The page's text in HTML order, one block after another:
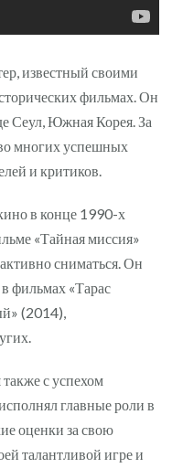
известный своими
фильмах. Он
Сеул, Южная Корея. За
многих успешных
и критиков.
в конце 1990-х
«Тайная миссия»
сниматься. Он
фильмах «Тарас
(2014),
также с успехом
главные роли в
оценки за свою
талантливой игре и